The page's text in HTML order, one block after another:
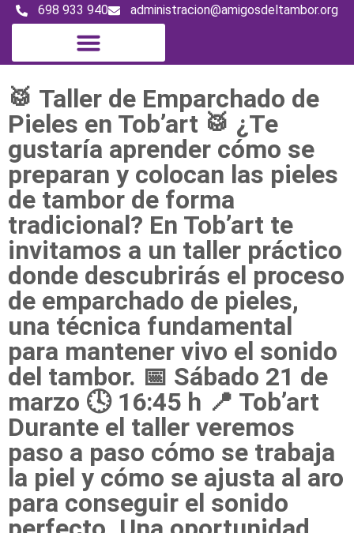
698 933 940 administracion@amigosdeltambor.org
🥁 Taller de Emparchado de
Pieles en Tob’art 🥁 ¿Te
gustaría aprender cómo se
preparan y colocan las pieles
de tambor de forma
tradicional? En Tob’art te
invitamos a un taller práctico
donde descubrirás el proceso
de emparchado de pieles,
una técnica fundamental
para mantener vivo el sonido
del tambor. 📅 Sábado 21 de
marzo 🕓 16:45 h 📍 Tob’art
Durante el taller veremos
paso a paso cómo se trabaja
la piel y cómo se ajusta al aro
para conseguir el sonido